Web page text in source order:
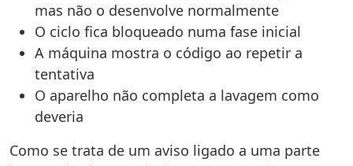
mas não o desenvolve normalmente
O ciclo fica bloqueado numa fase inicial
A máquina mostra o código ao repetir a
tentativa
O aparelho não completa a lavagem como
deveria
Como se trata de um aviso ligado a uma parte